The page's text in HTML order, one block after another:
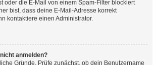
oder die E-Mail von einem Spam-Filter blockiert
bist, dass deine E-Mail-Adresse korrekt
kontaktiere einen Administrator.
anmelden?
Gründe. Prüfe zunächst, ob dein Benutzername